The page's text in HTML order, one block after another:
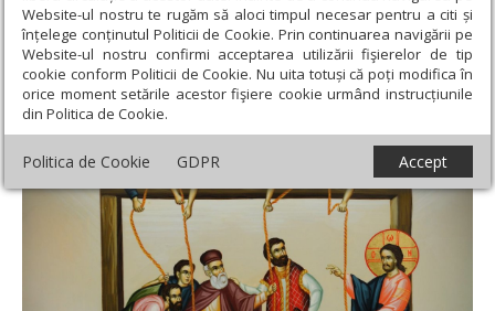
Website-ul nostru te rugăm să aloci timpul necesar pentru a citi și
înțelege conținutul Politicii de Cookie. Prin continuarea navigării pe
Website-ul nostru confirmi acceptarea utilizării fişierelor de tip
cookie conform Politicii de Cookie. Nu uita totuși că poți modifica în
orice moment setările acestor fişiere cookie urmând instrucțiunile
din Politica de Cookie.
Politica de Cookie GDPR Accept
Ziarul Lumina › Teologie și spiritualitate › Theologica ›
Vindecarea slăbănogului din Capernaum
Vindecarea slăbănogului din Capernaum